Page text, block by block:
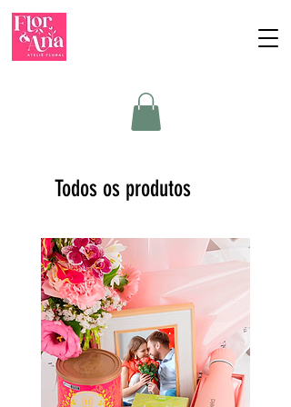
Todos os produtos